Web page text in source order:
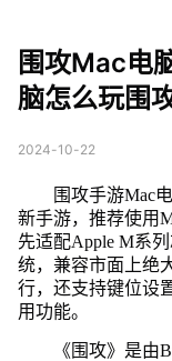
围攻Mac电
脑怎么玩围
2024-10-22
围攻手游Mac
新手游，推荐使用
先适配Apple M系
统，兼容市面上绝
行，还支持键位设
用功能。
《围攻》是由